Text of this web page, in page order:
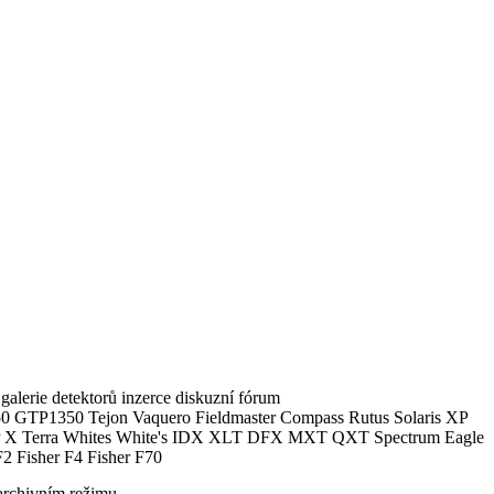
detektorů inzerce diskuzní fórum
Tejon Vaquero Fieldmaster Compass Rutus Solaris XP
Terra Whites White's IDX XLT DFX MXT QXT Spectrum Eagle
Fisher F4 Fisher F70